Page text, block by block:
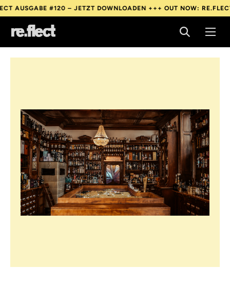
– JETZT DOWNLOADEN +++OUT NOW: RE.FLECT AUSGABE
– JETZT DOWNLOADEN +++